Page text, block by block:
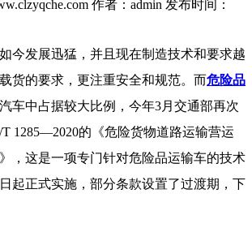
作者：admin 发布时间：
今发展迅猛，并且现在制造技术和要求越
货的要求，更注重安全和规范。而危险品
车中占据较大比例，今年3月交通部再次
1285—2020的《危险货物道路运输营运
，这是一项专门针对危险品运输车的技术
起正式实施，部分条款设置了过渡期，下